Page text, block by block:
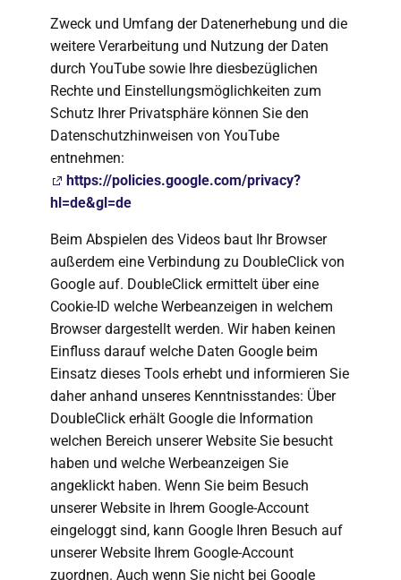
Zweck und Umfang der Datenerhebung und die
weitere Verarbeitung und Nutzung der Daten
durch YouTube sowie Ihre diesbezüglichen
Rechte und Einstellungsmöglichkeiten zum
Schutz Ihrer Privatsphäre können Sie den
Datenschutzhinweisen von YouTube
entnehmen:
https://policies.google.com/privacy?
hl=de&gl=de
Beim Abspielen des Videos baut Ihr Browser
außerdem eine Verbindung zu DoubleClick von
Google auf. DoubleClick ermittelt über eine
Cookie-ID welche Werbeanzeigen in welchem
Browser dargestellt werden. Wir haben keinen
Einfluss darauf welche Daten Google beim
Einsatz dieses Tools erhebt und informieren Sie
daher anhand unseres Kenntnisstandes: Über
DoubleClick erhält Google die Information
welchen Bereich unserer Website Sie besucht
haben und welche Werbeanzeigen Sie
angeklickt haben. Wenn Sie beim Besuch
unserer Website in Ihrem Google-Account
eingeloggt sind, kann Google Ihren Besuch auf
unserer Website Ihrem Google-Account
zuordnen. Auch wenn Sie nicht bei Google